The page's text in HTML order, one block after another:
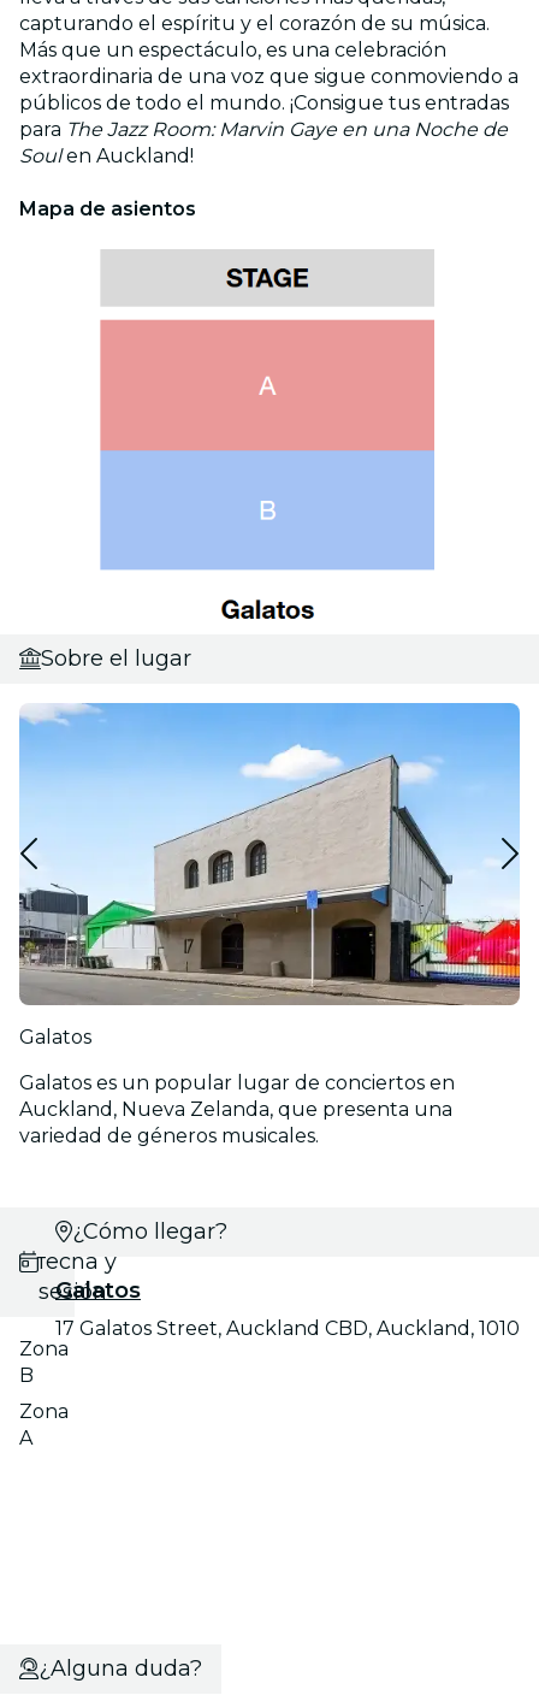
capturando el espíritu y el corazón de su música.
Más que un espectáculo, es una celebración
extraordinaria de una voz que sigue conmoviendo a
públicos de todo el mundo. ¡Consigue tus entradas
para The Jazz Room: Marvin Gaye en una Noche de
Soulen Auckland!
Mapa de asientos
Sobre el lugar
Galatos
Galatos es un popular lugar de conciertos en
Auckland, Nueva Zelanda, que presenta una
variedad de géneros musicales.
Selecciona
fecha y
sesión
Zona
B
Zona
A
¿Cómo llegar?
Galatos
17 Galatos Street, Auckland CBD, Auckland, 1010
¿Alguna duda?